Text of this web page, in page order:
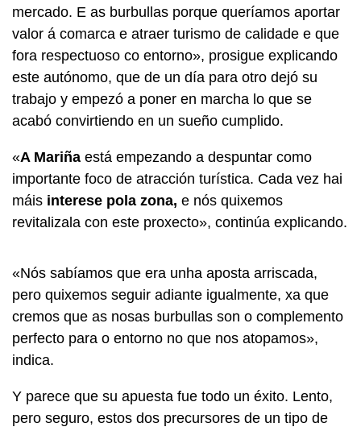
mercado. E as burbullas porque queríamos aportar
valor á comarca e atraer turismo de calidade e que
fora respectuoso co entorno», prosigue explicando
este autónomo, que de un día para otro dejó su
trabajo y empezó a poner en marcha lo que se
acabó convirtiendo en un sueño cumplido.
«A Mariña está empezando a despuntar como
importante foco de atracción turística. Cada vez hai
máis interese pola zona, e nós quixemos
revitalizala con este proxecto», continúa explicando.
«Nós sabíamos que era unha aposta arriscada,
pero quixemos seguir adiante igualmente, xa que
cremos que as nosas burbullas son o complemento
perfecto para o entorno no que nos atopamos»,
indica.
Y parece que su apuesta fue todo un éxito. Lento,
pero seguro, estos dos precursores de un tipo de